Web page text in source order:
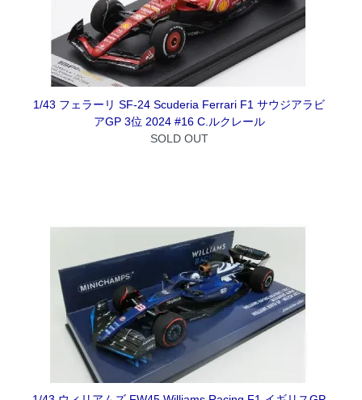
1/43 フェラーリ SF-24 Scuderia Ferrari F1 サウジアラビ
アGP 3位 2024 #16 C.ルクレール
SOLD OUT